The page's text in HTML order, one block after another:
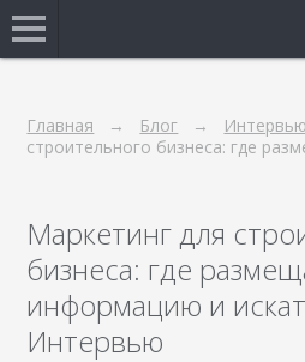
Главная Блог Интервью
строительного бизнеса: где
Маркетинг для
бизнеса: где
информацию и
Интервью